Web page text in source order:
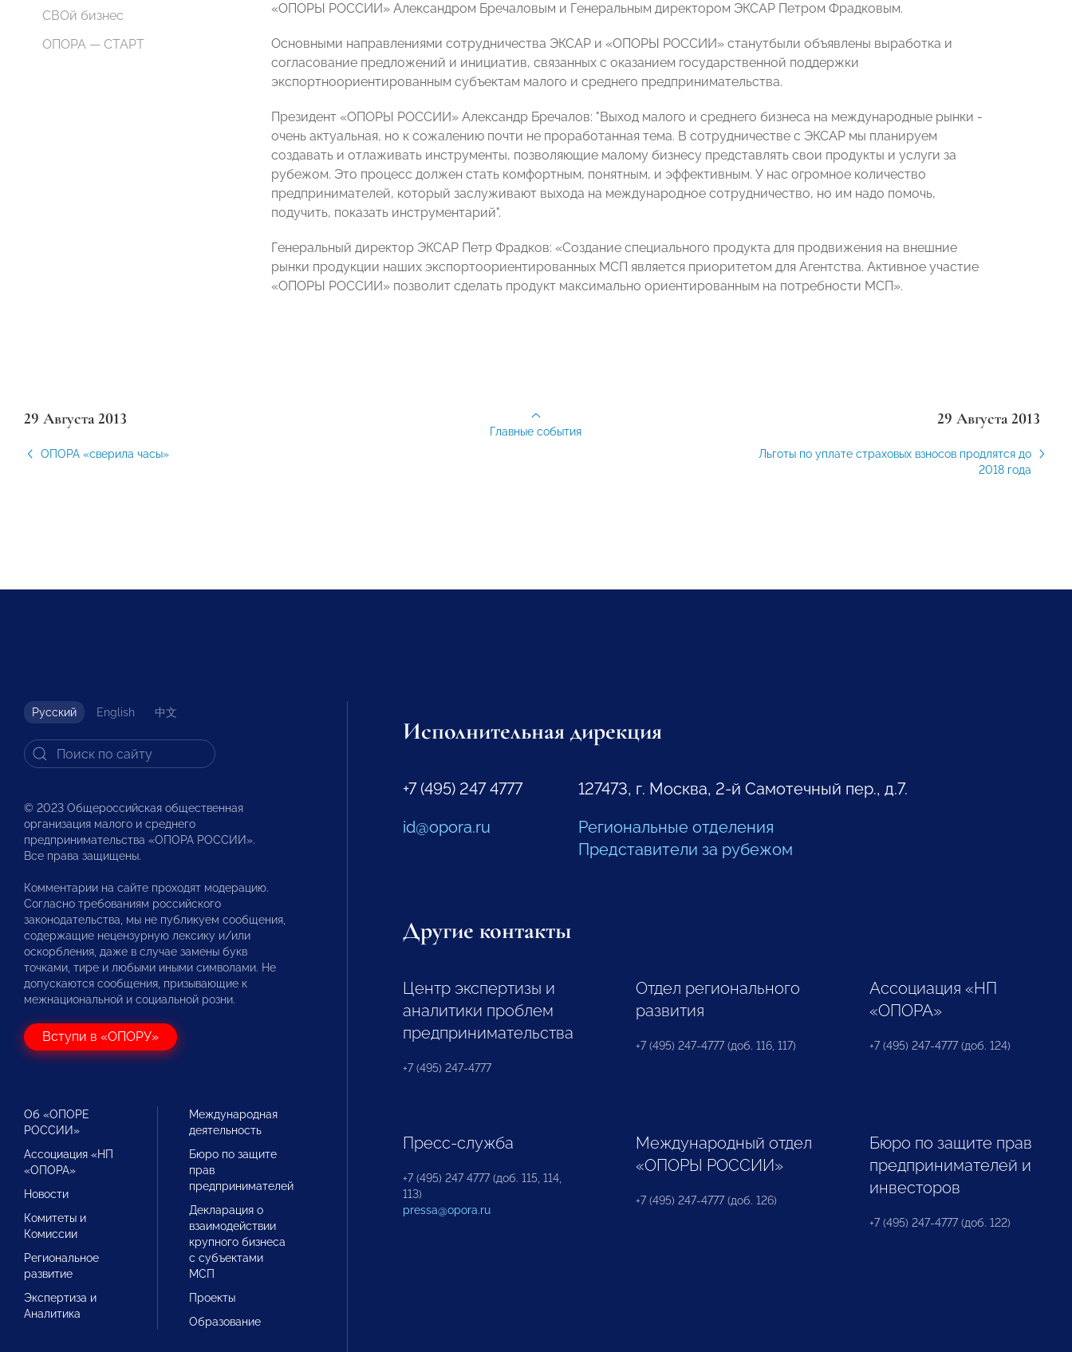
СВОй бизнес
ОПОРА — СТАРТ
«ОПОРЫ РОССИИ» Александром Бречаловым и Генеральным директором ЭКСАР Петром Фрадковым.
Основными направлениями сотрудничества ЭКСАР и «ОПОРЫ РОССИИ» станутбыли объявлены выработка и
согласование предложений и инициатив, связанных с оказанием государственной поддержки
экспортноориентированным субъектам малого и среднего предпринимательства.
Президент «ОПОРЫ РОССИИ» Александр Бречалов: "Выход малого и среднего бизнеса на международные рынки -
очень актуальная, но к сожалению почти не проработанная тема. В сотрудничестве с ЭКСАР мы планируем
создавать и отлаживать инструменты, позволяющие малому бизнесу представлять свои продукты и услуги за
рубежом. Это процесс должен стать комфортным, понятным, и эффективным. У нас огромное количество
предпринимателей, который заслуживают выхода на международное сотрудничество, но им надо помочь,
подучить, показать инструментарий".
Генеральный директор ЭКСАР Петр Фрадков: «Создание специального продукта для продвижения на внешние
рынки продукции наших экспортоориентированных МСП является приоритетом для Агентства. Активное участие
«ОПОРЫ РОССИИ» позволит сделать продукт максимально ориентированным на потребности МСП».
29 Августа 2013
ОПОРА «сверила часы»
29 Августа 2013
Льготы по уплате страховых взносов продлятся до
2018 года
Главные события
Русский English 中文
© 2023 Общероссийская общественная
организация малого и среднего
предпринимательства «ОПОРА РОССИИ».
Все права защищены.
Комментарии на сайте проходят модерацию.
Согласно требованиям российского
законодательства, мы не публикуем сообщения,
содержащие нецензурную лексику и/или
оскорбления, даже в случае замены букв
точками, тире и любыми иными символами. Не
допускаются сообщения, призывающие к
межнациональной и социальной розни.
Вступи в «ОПОРУ»
Об «ОПОРЕ
РОССИИ»
Ассоциация «НП
«ОПОРА»
Новости
Комитеты и
Комиссии
Региональное
развитие
Экспертиза и
Аналитика
Международная
деятельность
Бюро по защите
прав
предпринимателей
Декларация о
взаимодействии
крупного бизнеса
с субъектами
МСП
Проекты
Образование
Исполнительная дирекция
+7 (495) 247 4777
id@opora.ru
127473, г. Москва, 2-й Самотечный пер., д.7.
Региональные отделения
Представители за рубежом
Другие контакты
Центр экспертизы и
аналитики проблем
предпринимательства
+7 (495) 247-4777
Отдел регионального
развития
+7 (495) 247-4777 (доб. 116, 117)
Ассоциация «НП
«ОПОРА»
+7 (495) 247-4777 (доб. 124)
Пресс-служба
+7 (495) 247 4777 (доб. 115, 114,
113)
pressa@opora.ru
Международный отдел
«ОПОРЫ РОССИИ»
+7 (495) 247-4777 (доб. 126)
Бюро по защите прав
предпринимателей и
инвесторов
+7 (495) 247-4777 (доб. 122)